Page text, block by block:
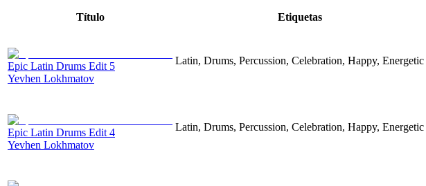
Título Etiquetas
Epic Latin Drums Edit 5
Yevhen Lokhmatov
Latin, Drums, Percussion, Celebration, Happy, Energetic
Epic Latin Drums Edit 4
Yevhen Lokhmatov
Latin, Drums, Percussion, Celebration, Happy, Energetic